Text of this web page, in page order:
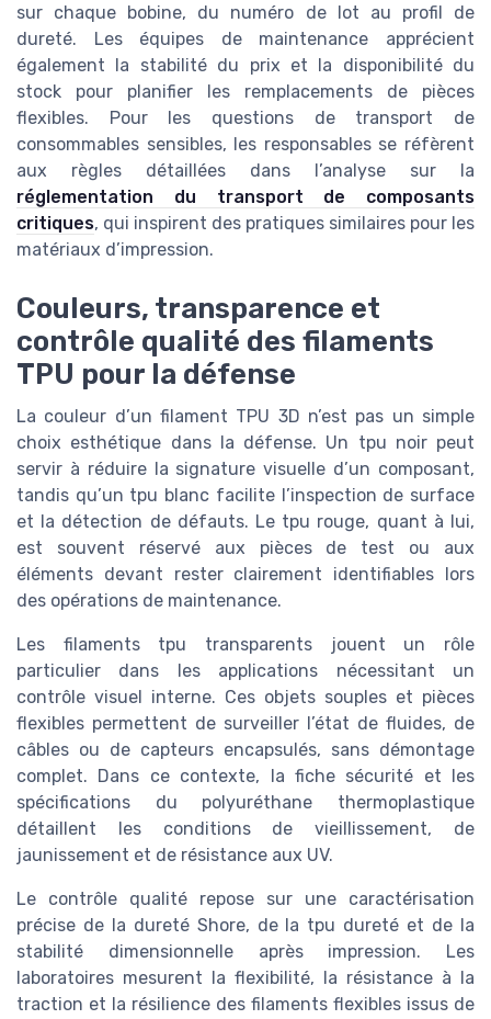
sur chaque bobine, du numéro de lot au profil de
dureté. Les équipes de maintenance apprécient
également la stabilité du prix et la disponibilité du
stock pour planifier les remplacements de pièces
flexibles. Pour les questions de transport de
consommables sensibles, les responsables se réfèrent
aux règles détaillées dans l’analyse sur la
réglementation du transport de composants
critiques, qui inspirent des pratiques similaires pour les
matériaux d’impression.
Couleurs, transparence et
contrôle qualité des filaments
TPU pour la défense
La couleur d’un filament TPU 3D n’est pas un simple
choix esthétique dans la défense. Un tpu noir peut
servir à réduire la signature visuelle d’un composant,
tandis qu’un tpu blanc facilite l’inspection de surface
et la détection de défauts. Le tpu rouge, quant à lui,
est souvent réservé aux pièces de test ou aux
éléments devant rester clairement identifiables lors
des opérations de maintenance.
Les filaments tpu transparents jouent un rôle
particulier dans les applications nécessitant un
contrôle visuel interne. Ces objets souples et pièces
flexibles permettent de surveiller l’état de fluides, de
câbles ou de capteurs encapsulés, sans démontage
complet. Dans ce contexte, la fiche sécurité et les
spécifications du polyuréthane thermoplastique
détaillent les conditions de vieillissement, de
jaunissement et de résistance aux UV.
Le contrôle qualité repose sur une caractérisation
précise de la dureté Shore, de la tpu dureté et de la
stabilité dimensionnelle après impression. Les
laboratoires mesurent la flexibilité, la résistance à la
traction et la résilience des filaments flexibles issus de